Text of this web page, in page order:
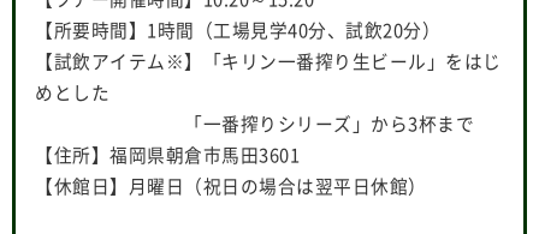
【所要時間】1時間（工場見学40分、試飲20分）
【試飲アイテム※】「キリン一番搾り生ビール」をはじ
めとした
「一番搾りシリーズ」から3杯まで
【住所】福岡県朝倉市馬田3601
【休館日】月曜日（祝日の場合は翌平日休館）